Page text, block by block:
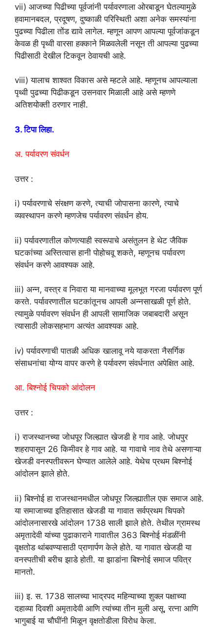
vii) आजच्या पिढीच्या पूर्वजांनी पर्यावरणाला ओरबाडून घेतल्यामुळे
हवामानबदल, प्रदूषण, दुष्काळी परिस्थिती अशा अनेक समस्यांना
पुढच्या पिढीला तोंड द्यावे लागेल. म्हणून आपण आपल्या पूर्वजांकडून
केवळ ही पृथ्वी वारसा हक्काने मिळवलेली नसून ती आपल्या पुढच्या
पिढीसाठी देखील टिकवून ठेवायची आहे.
viii) यालाच शाश्वत विकास असे म्हटले आहे. म्हणूनच आपल्याला
पृथ्वी पुढच्या पिढीकडून उसनवार मिळाली आहे असे म्हणणे
अतिशयोक्ती ठरणार नाही.
3. टिपा लिहा.
अ. पर्यावरण संवर्धन
उत्तर :
i) पर्यावरणाचे संरक्षण करणे, त्याची जोपासना कारणे, त्याचे
व्यवस्थापन करणे म्हणजेच पर्यावरण संवर्धन होय.
ii) पर्यावरणातील कोणत्याही स्वरूपाचे असंतुलन हे थेट जैविक
घटकांच्या अस्तित्वास हानी पोहोचवू शकते, म्हणूनच पर्यावरण
संवर्धन करणे आवश्यक आहे.
iii) अन्न, वस्त्र व निवारा या मानवाच्या मूलभूत गरजा पर्यावरण पूर्ण
करते. पर्यावरणातील घटकांतूनच आपली अन्नसाखळी पूर्ण होते.
त्यामुळे पर्यावरण संवर्धन ही आपली सामाजिक जबाबदारी असून
त्यासाठी लोकसहभाग अत्यंत आवश्यक आहे.
iv) पर्यावरणाची पातळी अधिक खालावू नये याकरता नैसर्गिक
संसाधनांचा योग्य वापर करणे हे पर्यावरण संवर्धनात अपेक्षित आहे.
आ. बिश्नोई चिपको आंदोलन
उत्तर :
i) राजस्थानच्या जोधपूर जिल्ह्यात खेजडी हे गाव आहे. जोधपुर
शहरापासून 26 किमीवर हे गाव आहे. या गावाचे नाव तेथे असणाऱ्या
खेजडी वनस्पतीवरून घेण्यात आलेले आहे. येथेच प्रथम बिश्नोई
आंदोलन झाले होते.
ii) बिश्नोई हा राजस्थानमधील जोधपूर जिल्ह्यातील एक समाज आहे.
या समाजाच्या इतिहासात खेजडी या गावात सर्वप्रथम चिपको
आंदोलनासारखे आंदोलन 1738 साली झाले होते. तेथील ग्रामस्थ
अमृतादेवी यांच्या पुढाकाराने गावातील 363 बिश्नोई मंडळींनी
वृक्षतोड थांबवण्यासाठी प्राणार्पण केले होते. या गावात खेजडी या
वनस्पतीची बरीच झाडे होती. या झाडांना बिश्नोई समाज पवित्र
मानतो.
iii) इ. स. 1738 सालच्या भाद्रपद महिन्याच्या शुक्ल पक्षाच्या
दहाव्या दिवशी अमृतादेवी आणि त्यांच्या तीन मुली असू, रत्ना आणि
भागुबाई या चौघींनी मिळून वृक्षतोडीला विरोध केला.